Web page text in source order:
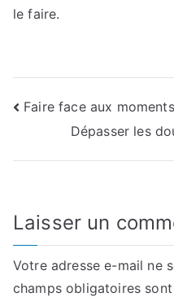
le faire.
Navigation
Faire face aux
Dépasser les
Laisser un
Votre adresse e-mail ne
champs obligatoires